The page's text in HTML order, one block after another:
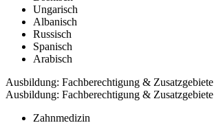
Ungarisch
Albanisch
Russisch
Spanisch
Arabisch
Ausbildung: Fachberechtigung & Zusatzgebiete
Ausbildung: Fachberechtigung & Zusatzgebiete
Zahnmedizin